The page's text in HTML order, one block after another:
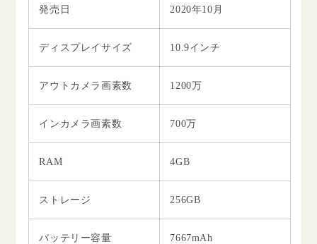
発売日 2020年10月
ディスプレイサイズ 10.9インチ
アウトカメラ画素数 1200万
インカメラ画素数 700万
RAM 4GB
ストレージ 256GB
バッテリー容量 7667mAh